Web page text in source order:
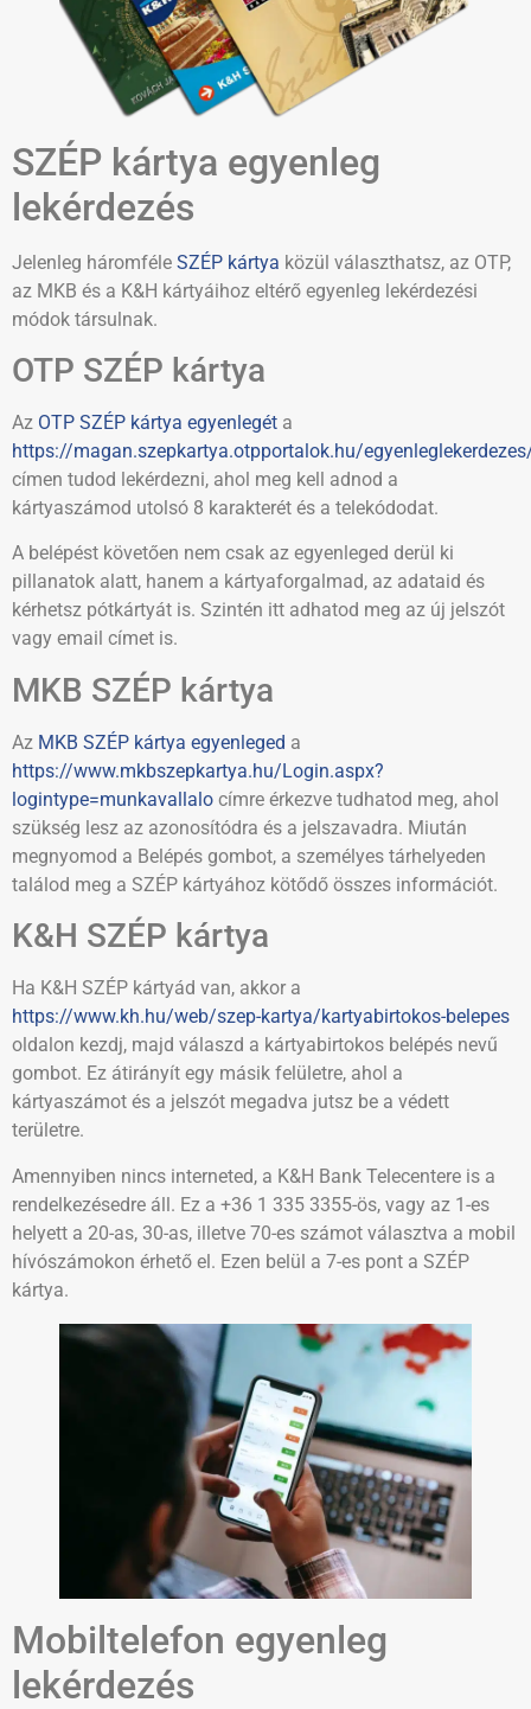
SZÉP kártya egyenleg
lekérdezés
Jelenleg háromféle SZÉP kártya közül választhatsz, az OTP,
az MKB és a K&H kártyáihoz eltérő egyenleg lekérdezési
módok társulnak.
OTP SZÉP kártya
Az OTP SZÉP kártya egyenlegét a
https://magan.szepkartya.otpportalok.hu/
címen tudod lekérdezni, ahol meg kell adnod a
kártyaszámod utolsó 8 karakterét és a telekódodat.
A belépést követően nem csak az egyenleged derül ki
pillanatok alatt, hanem a kártyaforgalmad, az adataid és
kérhetsz pótkártyát is. Szintén itt adhatod meg az új jelszót
vagy email címet is.
MKB SZÉP kártya
Az MKB SZÉP kártya egyenleged a
https://www.mkbszepkartya.hu/Login.aspx?
logintype=munkavallalo címre érkezve tudhatod meg, ahol
szükség lesz az azonosítódra és a jelszavadra. Miután
megnyomod a Belépés gombot, a személyes tárhelyeden
találod meg a SZÉP kártyához kötődő összes információt.
K&H SZÉP kártya
Ha K&H SZÉP kártyád van, akkor a
https://www.kh.hu/web/szep-kartya/kartyabirtokos-belepes
oldalon kezdj, majd válaszd a kártyabirtokos belépés nevű
gombot. Ez átirányít egy másik felületre, ahol a
kártyaszámot és a jelszót megadva jutsz be a védett
területre.
Amennyiben nincs interneted, a K&H Bank Telecentere is a
rendelkezésedre áll. Ez a +36 1 335 3355-ös, vagy az 1-es
helyett a 20-as, 30-as, illetve 70-es számot választva a mobil
hívószámokon érhető el. Ezen belül a 7-es pont a SZÉP
kártya.
Mobiltelefon egyenleg
lekérdezés